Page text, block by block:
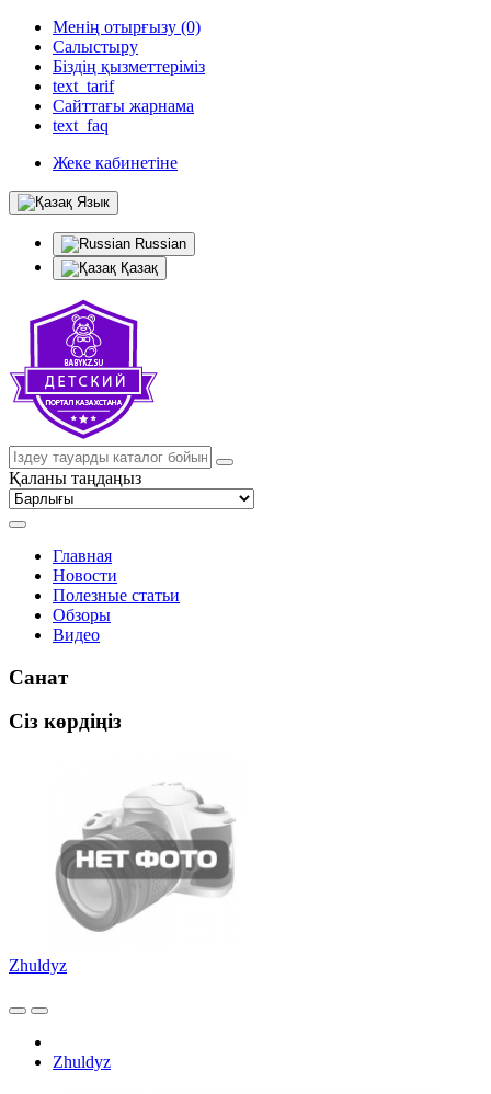
Менің отырғызу (0)
Салыстыру
Біздің қызметтеріміз
text_tarif
Сайттағы жарнама
text_faq
Жеке кабинетіне
Язык
Russian
Қазақ
Қаланы таңдаңыз
Главная
Новости
Полезные статьи
Обзоры
Видео
Санат
Сіз көрдіңіз
Zhuldyz
Zhuldyz